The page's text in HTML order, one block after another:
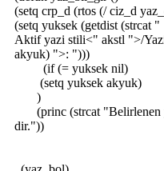
(setq crp_d (rtos (/ ciz_d
(setq yuksek (getdist (strcat "
Aktif yazi stili<" akstl ">/
akyuk) ">: ")))
(if (= yuksek nil)
(setq yuksek akyuk)
)
(princ (strcat "Belirlenen
dir."))